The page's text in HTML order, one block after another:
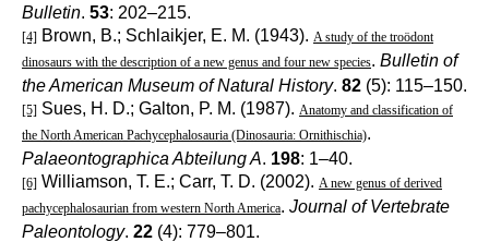
Bulletin. 53: 202–215.
[4] Brown, B.; Schlaikjer, E. M. (1943). A study of the troödont
dinosaurs with the description of a new genus and four new species. Bulletin of
the American Museum of Natural History. 82 (5): 115–150.
[5] Sues, H. D.; Galton, P. M. (1987). Anatomy and classification of
the North American Pachycephalosauria (Dinosauria: Ornithischia).
Palaeontographica Abteilung A. 198: 1–40.
[6] Williamson, T. E.; Carr, T. D. (2002). A new genus of derived
pachycephalosaurian from western North America. Journal of Vertebrate
Paleontology. 22 (4): 779–801.